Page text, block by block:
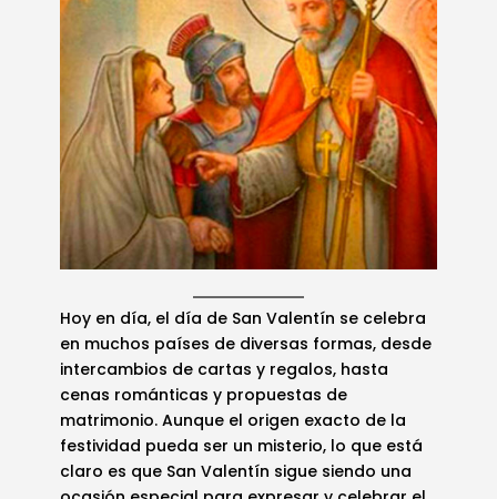
Hoy en día, el día de San Valentín se celebra
en muchos países de diversas formas, desde
intercambios de cartas y regalos, hasta
cenas románticas y propuestas de
matrimonio. Aunque el origen exacto de la
festividad pueda ser un misterio, lo que está
claro es que San Valentín sigue siendo una